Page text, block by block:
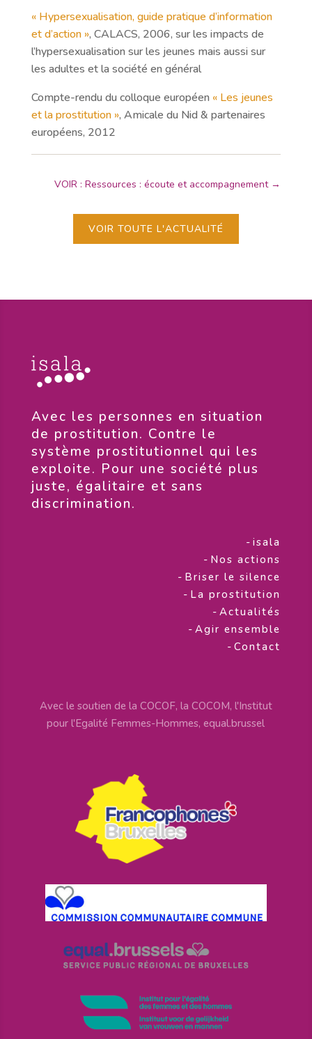
« Hypersexualisation, guide pratique d’information
et d’action », CALACS, 2006, sur les impacts de
l’hypersexualisation sur les jeunes mais aussi sur
les adultes et la société en général
Compte-rendu du colloque européen « Les jeunes
et la prostitution », Amicale du Nid & partenaires
européens, 2012
VOIR : Ressources : écoute et accompagnement→
VOIR TOUTE L'ACTUALITÉ
​Avec les personnes en situation
de prostitution. Contre le
système prostitutionnel qui les
exploite. Pour une société plus
juste, égalitaire et sans
discrimination.
-isala
- Nos actions
- Briser le silence
- La prostitution
-Actualités
-Agir ensemble
-Contact
Avec le soutien de la COCOF, la COCOM, l'Institut
pour l'Egalité Femmes-Hommes, equal.brussel